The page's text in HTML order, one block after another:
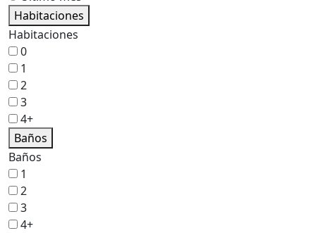
Habitaciones
Habitaciones
0
1
2
3
4+
Baños
Baños
1
2
3
4+